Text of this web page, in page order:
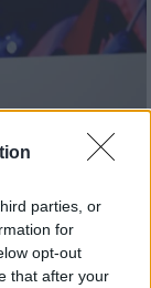
parties, or
for
opt-out
that after your